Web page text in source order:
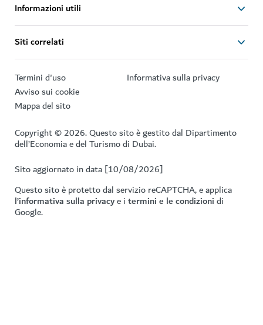
Informazioni utili
Siti correlati
Termini d'uso
Informativa sulla privacy
Avviso sui cookie
Mappa del sito
Copyright © 2026. Questo sito è gestito dal Dipartimento
dell’Economia e del Turismo di Dubai.
Sito aggiornato in data [10/08/2026]
Questo sito è protetto dal servizio reCAPTCHA, e applica
l’informativa sulla privacye itermini e le condizionidi
Google.